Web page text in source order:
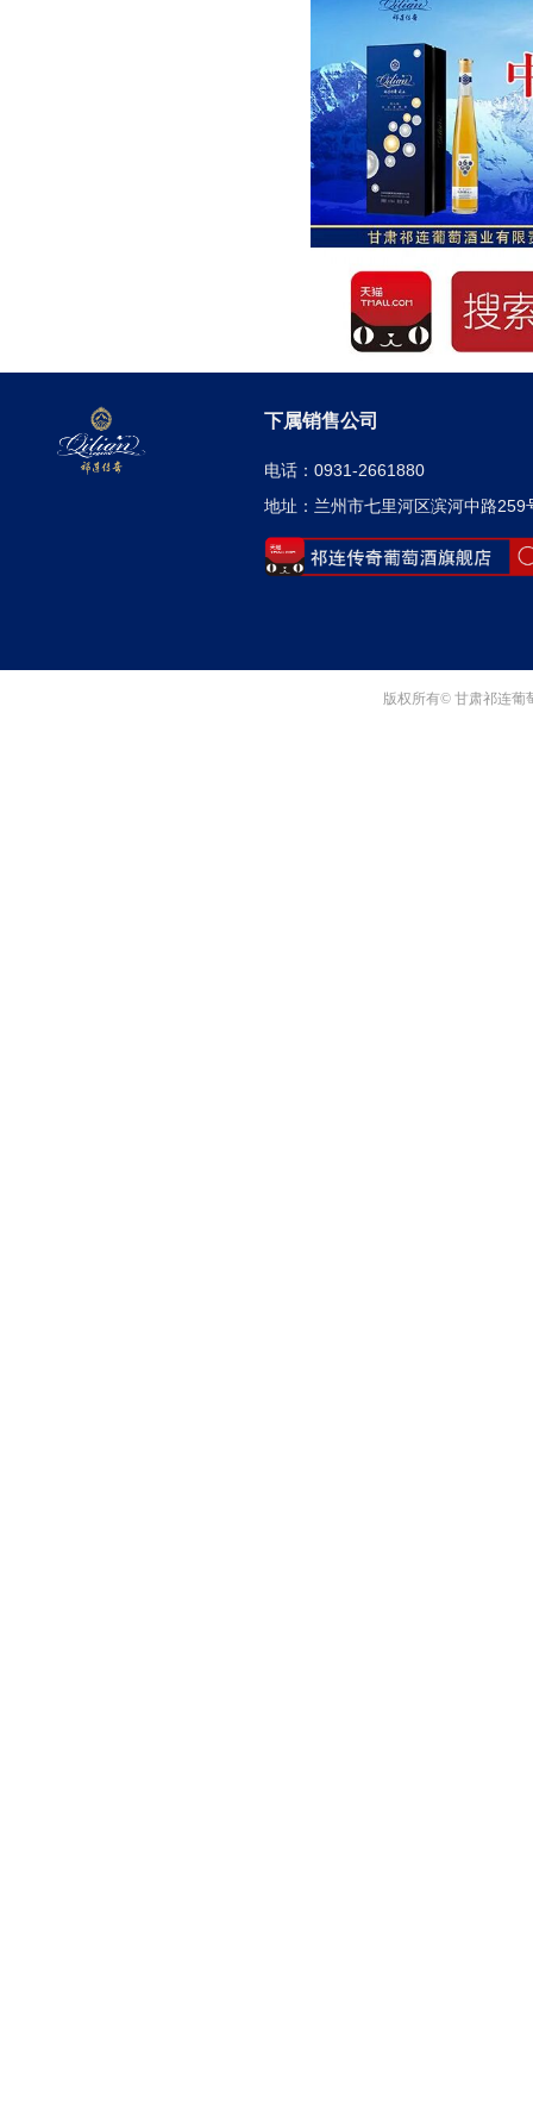
下属销售公司
电话：0931-2661880
地址：兰州市七里河区滨河中路259
版权所有© 甘肃祁连葡